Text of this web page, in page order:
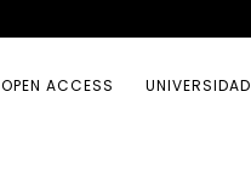
OPEN ACCESS UNIVERSIDAD